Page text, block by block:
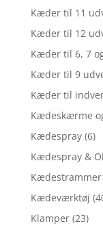
Kæder til 11
Kæder til 12
Kæder til 6, 7
Kæder til 9
Kæder til
Kædeskærme
Kædespray (6)
Kædespray &
Kædestrammer
Kædeværktøj
Klamper (23)